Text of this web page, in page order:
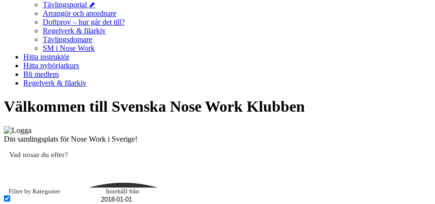
Tävlingsportal ⬈
Arrangör och anordnare
Doftprov – hur går det till?
Regelverk & filarkiv
Tävlingsdomare
SM i Nose Work
Hitta instruktör
Hitta nybörjarkurs
Bli medlem
Regelverk & filarkiv
Välkommen till Svenska Nose Work Klubben
Din samlingsplats för Nose Work i Sverige!
Filter by Kategorier Innehåll från